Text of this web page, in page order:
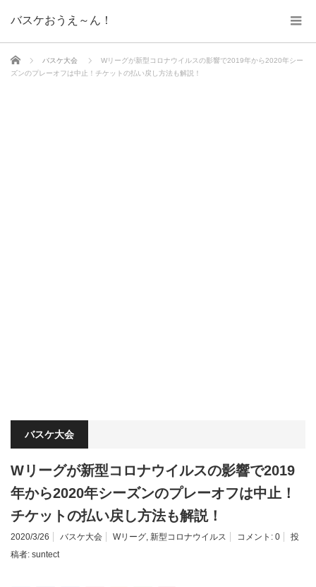
バスケおうえ～ん！
ホーム バスケ大会
Wリーグが新型コロナウイルスの影響で2019年から2020年シー
ズンのプレーオフは中止！チケットの払い戻し方法も解説！
バスケ大会
Wリーグが新型コロナウイルスの影響で2019
年から2020年シーズンのプレーオフは中止！
チケットの払い戻し方法も解説！
2020/3/26 バスケ大会 Wリーグ, 新型コロナウイルス コメント: 0
投
稿者: suntect